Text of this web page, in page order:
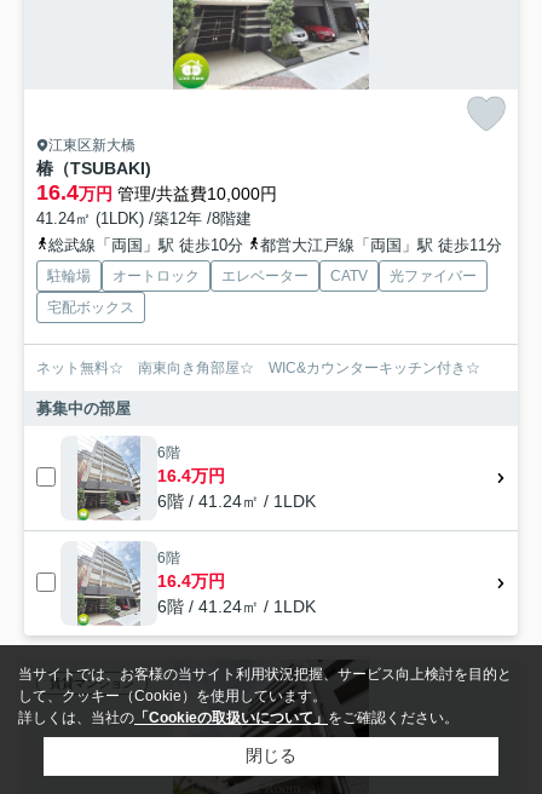
江東区新大橋
椿（TSUBAKI)
16.4万円 管理/共益費10,000円
41.24㎡ (1LDK) /築12年 /8階建
総武線「両国」駅 徒歩10分
都営大江戸線「両国」駅 徒歩11分
駐輪場 オートロック エレベーター CATV
光ファイバー
宅配ボックス
ネット無料☆ 南東向き角部屋☆ WIC&カウンターキッチン付き☆
募集中の部屋
6階
16.4万円
6階 / 41.24㎡ / 1LDK
6階
16.4万円
6階 / 41.24㎡ / 1LDK
賃貸マンション
当サイトでは、お客様の当サイト利用状況把握、サービス向上検討を目的と
して、クッキー（Cookie）を使用しています。
詳しくは、当社の 「Cookieの取扱いについて」 をご確認ください。
閉じる